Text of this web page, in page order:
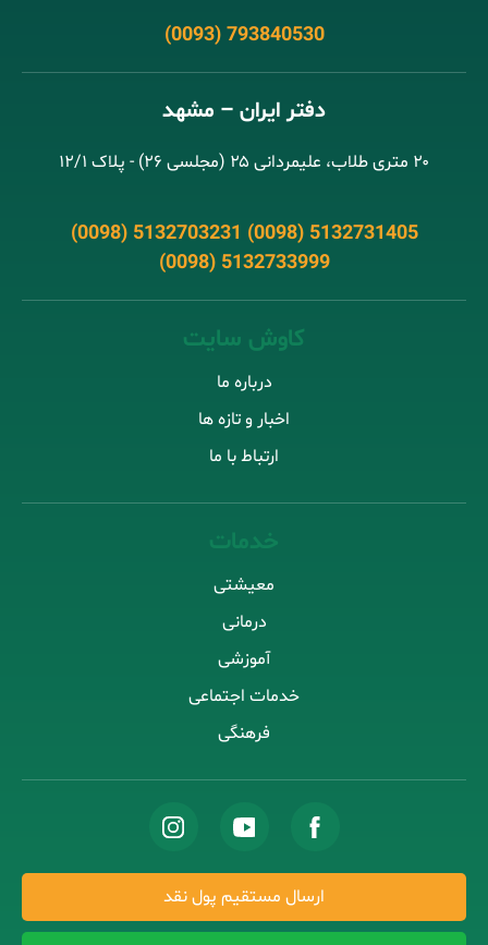
(0093) 793840530
دفتر ایران – مشهد
۲۰ متری طلاب، علیمردانی ۲۵ (مجلسی ۲۶) - پلاک ۱۲/۱
(0098) 5132703231 (0098) 5132731405
(0098) 5132733999
کاوش سایت
درباره ما
اخبار و تازه ها
ارتباط با ما
خدمات
معیشتی
درمانی
آموزشی
خدمات اجتماعی
فرهنگی
ارسال مستقیم پول نقد